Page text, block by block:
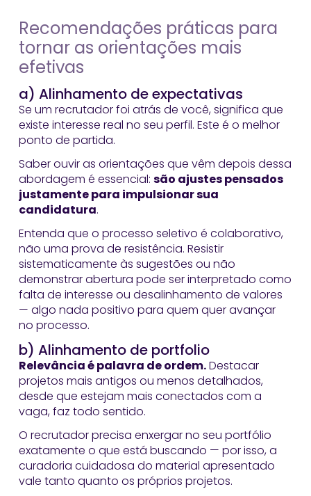
Recomendações práticas para
tornar as orientações mais
efetivas
a) Alinhamento de expectativas
Se um recrutador foi atrás de você, significa que
existe interesse real no seu perfil. Este é o melhor
ponto de partida.
Saber ouvir as orientações que vêm depois dessa
abordagem é essencial: são ajustes pensados
justamente para impulsionar sua
candidatura.
Entenda que o processo seletivo é colaborativo,
não uma prova de resistência. Resistir
sistematicamente às sugestões ou não
demonstrar abertura pode ser interpretado como
falta de interesse ou desalinhamento de valores
— algo nada positivo para quem quer avançar
no processo.
b) Alinhamento de portfolio
Relevância é palavra de ordem.Destacar
projetos mais antigos ou menos detalhados,
desde que estejam mais conectados com a
vaga, faz todo sentido.
O recrutador precisa enxergar no seu portfólio
exatamente o que está buscando — por isso, a
curadoria cuidadosa do material apresentado
vale tanto quanto os próprios projetos.